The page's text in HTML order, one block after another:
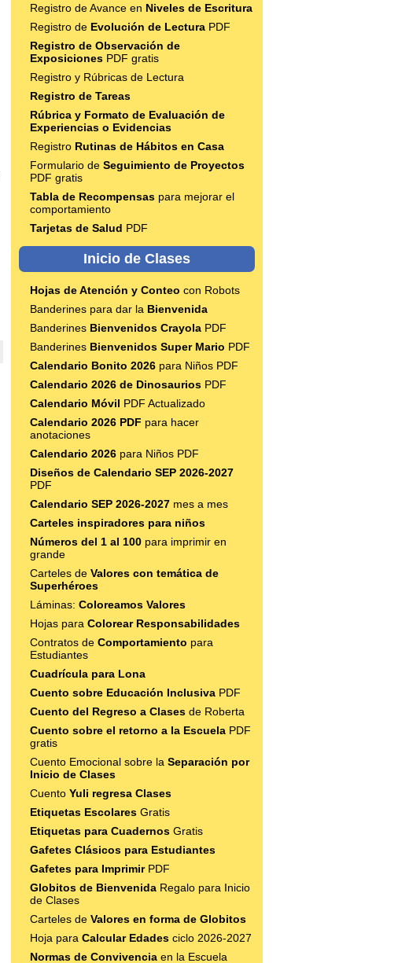
Registro de Avance en Niveles de Escritura
Registro de Evolución de Lectura PDF
Registro de Observación de
Exposiciones PDF gratis
Registro y Rúbricas de Lectura
Registro de Tareas
Rúbrica y Formato de Evaluación de
Experiencias o Evidencias
Registro Rutinas de Hábitos en Casa
Formulario de Seguimiento de Proyectos
PDF gratis
Tabla de Recompensas para mejorar el
comportamiento
Tarjetas de Salud PDF
Inicio de Clases
Hojas de Atención y Conteo con Robots
Banderines para dar la Bienvenida
Banderines Bienvenidos Crayola PDF
Banderines Bienvenidos Super Mario PDF
Calendario Bonito 2026 para Niños PDF
Calendario 2026 de Dinosaurios PDF
Calendario Móvil PDF Actualizado
Calendario 2026 PDF para hacer
anotaciones
Calendario 2026 para Niños PDF
Diseños de Calendario SEP 2026-2027
PDF
Calendario SEP 2026-2027 mes a mes
Carteles inspiradores para niños
Números del 1 al 100 para imprimir en
grande
Carteles de Valores con temática de
Superhéroes
Láminas: Coloreamos Valores
Hojas para Colorear Responsabilidades
Contratos de Comportamiento para
Estudiantes
Cuadrícula para Lona
Cuento sobre Educación Inclusiva PDF
Cuento del Regreso a Clases de Roberta
Cuento sobre el retorno a la Escuela PDF
gratis
Cuento Emocional sobre la Separación por
Inicio de Clases
Cuento Yuli regresa Clases
Etiquetas Escolares Gratis
Etiquetas para Cuadernos Gratis
Gafetes Clásicos para Estudiantes
Gafetes para ImprimirPDF
Globitos de Bienvenida Regalo para Inicio
de Clases
Carteles de Valores en forma de Globitos
Hoja para Calcular Edades ciclo 2026-2027
Normas de Convivencia en la Escuela